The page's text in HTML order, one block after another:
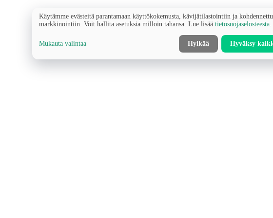
Käytämme evästeitä parantamaan käyttökokemusta, kävijätilastointiin ja
markkinointiin. Voit hallita asetuksia milloin tahansa. Lue lisää tietosuojaselosteesta
Mukauta valintaa Hylkää Hyväksy